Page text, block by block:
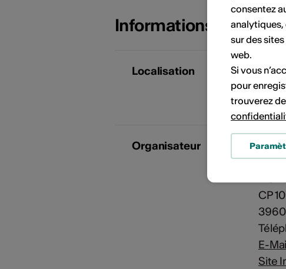
Informations sur
Localisation
Rue
3960
Organisateur
CP
E-
Site
consentez
sur des
web.
Si vous
pour
trouverez